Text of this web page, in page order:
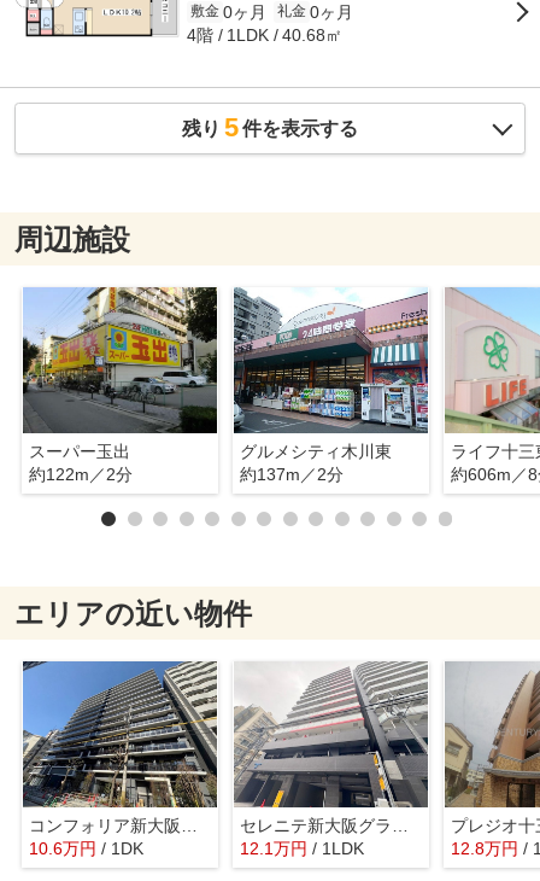
敷金 0ヶ月 礼金 0ヶ月
4階 1LDK 40.68㎡
残り 5件を表示する
周辺施設
スーパー玉出
約122m／2分
グルメシティ木川東
約137m／2分
ライフ十三
約606m／
エリアの近い物件
10.6万円 / 1DK
12.1万円 / 1LDK
プレジオ十
12.8万円 /